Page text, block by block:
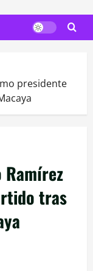
presidente
tras